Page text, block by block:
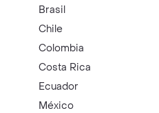
Brasil
Chile
Colombia
Costa Rica
Ecuador
México